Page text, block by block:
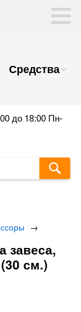
Средства
до 18:00 Пн-
→
завеса,
см.)